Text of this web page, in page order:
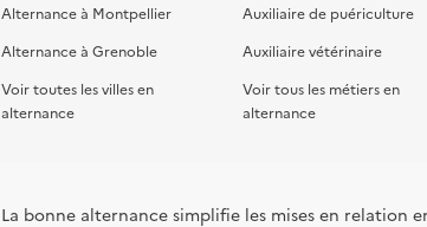
Alternance à Montpellier
Alternance à Grenoble
Voir toutes les villes en
alternance
Auxiliaire de puériculture
Auxiliaire vétérinaire
Voir tous les métiers en
alternance
La bonne alternance simplifie les mises en relation